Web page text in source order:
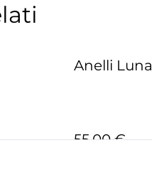
Anelli Luna
55,00 €